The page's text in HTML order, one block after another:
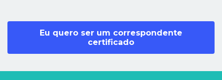
Eu quero ser um correspondente
certificado